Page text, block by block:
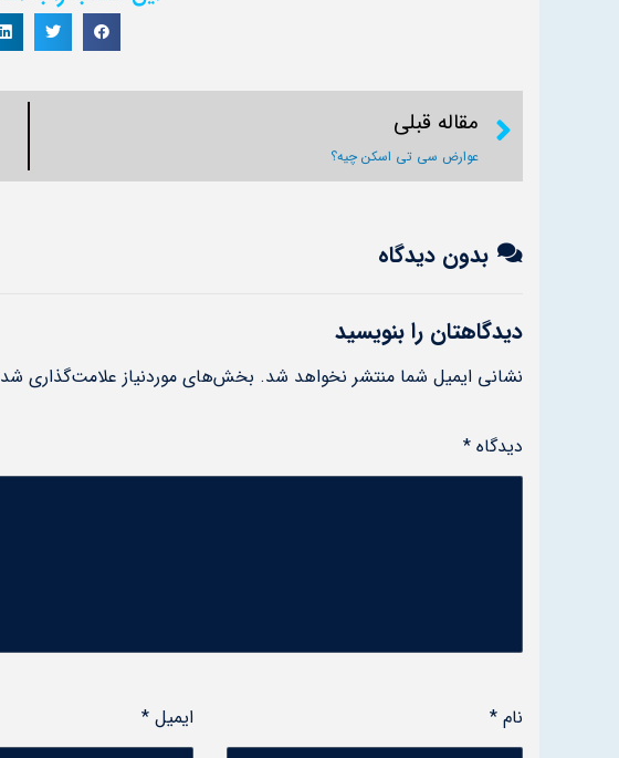
مقاله قبلی
عوارض سی تی اسکن چیه؟
بدون دیدگاه
دیدگاهتان را بنویسید
نشانی ایمیل شما منتشر نخواهد شد. بخش‌های موردنیاز علامت‌گذاری
دیدگاه *
نام * ایمیل *